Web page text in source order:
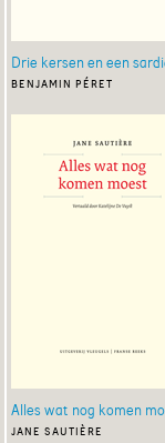
Drie kersen en een
benjamin péret
Alles wat nog komen
jane sautière